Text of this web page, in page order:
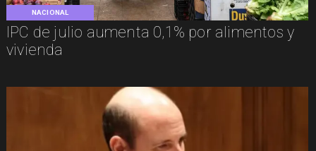
NACIONAL
IPC de julio aumenta 0,1% por alimentos y
vivienda